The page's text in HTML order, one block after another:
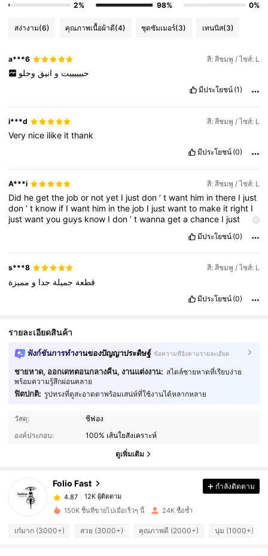
2%
98%
0%
สง่างาม(6) คุณภาพเนื้อผ้าดี(4) ชุดซัมเมอร์(3) เทนนิส(3)
a***6 สี: สีชมพู / ไซส์: L
حبيييييت و انيق وحلو
มีประโยชน์ (1)
i***d สี: สีชมพู / ไซส์: L
Very nice ilike itthank
มีประโยชน์ (0)
A***i สี: สีชมพู / ไซส์: L
Did hegetthe jobor notyet I justdon’twant him inthere I just
don’t know if Iwant him inthe job I justwantto make it right I
justwantyouguys know Idon’twannagetachance I just
with
มีประโยชน์ (0)
s***8 สี: สีชมพู / ไซส์: L
قطعة جميلة جدا و مميزة
มีประโยชน์ (0)
รายละเอียดสินค้า
ฟังก์ชันการทำงานของปัญญาประดิษฐ์ ข้อความที่อิงตามรายละเอียด
ชายหาด, ออกเดทตอนกลางคืน, งานแต่งงาน: สไตล์ชายหาดที่เรียบง่าย
พร้อมความรู้สึกผ่อนคลาย
ฟิตปกติ: รูปทรงที่ดูสะอาดตาพร้อมเสน่ห์ที่ใช้งานได้หลากหลาย
วัสดุ:
ชีฟอง
องค์ประกอบ:
100% เส้นใยสังเคราะห์
ดูเพิ่มเติม
Folio Fast
12K ผู้ติดตาม
12K ผู้ติดตาม
4.87 12K ผู้ติดตาม
12K ผู้ติดตาม
กำลังติดตาม
150K ชิ้นที่ขายไปเมื่อเร็วๆ นี้ 24K ซื้อซ้ำ
เก๋มาก (3000+) สวย (3000+) คุณภาพดี (2000+) นุ่ม (1000+)